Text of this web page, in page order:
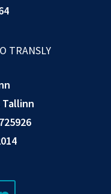
TRANSLY
Tallinn